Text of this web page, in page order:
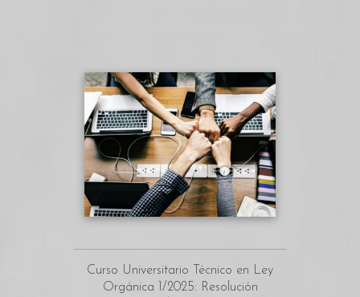
Curso Universitario Técnico en Ley
Orgánica 1/2025: Resolución